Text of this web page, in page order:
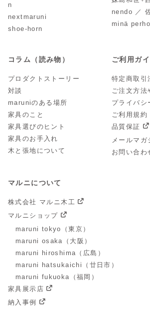
n
nextmaruni
shoe-horn
nendo ／
minä
コラム（読み物）
プロダクトストーリー
対談
maruniのある場所
家具のこと
家具選びのヒント
家具のお手入れ
木と張地について
ご利用ガ
特定商取引
ご注文方法
プライバシ
ご利用規約
品質保証
メールマ
お問い合わ
マルニについて
株式会社 マルニ木工
マルニショップ
maruni tokyo（東京）
maruni osaka（大阪）
maruni hiroshima（広島）
maruni hatsukaichi（廿日市）
maruni fukuoka（福岡）
家具展示店
納入事例